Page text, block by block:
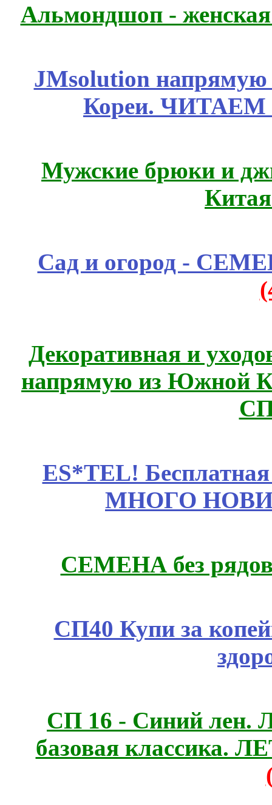
Альмондшоп -
JMsolution
Кореи.
Мужские брюки и
Сад и огород -
Декоративная и
напрямую из
ES*TEL!
МНОГО
СЕМЕНА без
СП40 Купи за
СП 16 - Синий лен.
базовая